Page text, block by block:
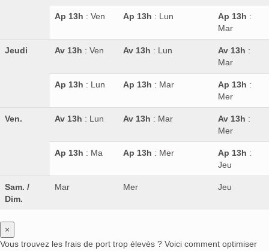
Ap 13h : Ven Ap 13h : Lun Ap 13h :
Mar
Jeudi Av 13h : Ven Av 13h : Lun Av 13h :
Mar
Ap 13h : Lun Ap 13h : Mar Ap 13h :
Mer
Ven. Av 13h : Lun Av 13h : Mar Av 13h :
Mer
Ap 13h : Ma Ap 13h : Mer Ap 13h :
Jeu
Sam. /
Dim.
Mar Mer Jeu
×
Vous trouvez les frais de port trop élevés ? Voici comment optimiser